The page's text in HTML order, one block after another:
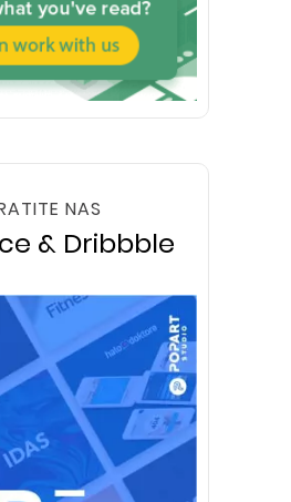
NAS
& Dribbble